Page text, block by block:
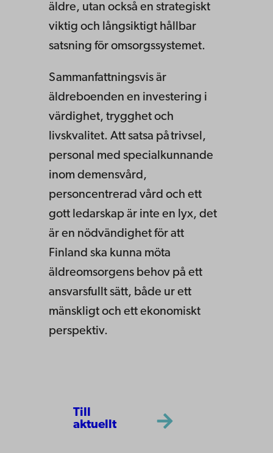
äldre, utan också en strategiskt
viktig och långsiktigt hållbar
satsning för omsorgssystemet.
Sammanfattningsvis är
äldreboenden en investering i
värdighet, trygghet och
livskvalitet. Att satsa på trivsel,
personal med specialkunnande
inom demensvård,
personcentrerad vård och ett
gott ledarskap är inte en lyx, det
är en nödvändighet för att
Finland ska kunna möta
äldreomsorgens behov på ett
ansvarsfullt sätt, både ur ett
mänskligt och ett ekonomiskt
perspektiv.
Till
aktuellt